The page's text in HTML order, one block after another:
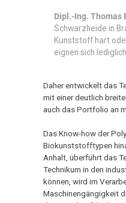
Dipl.-Ing. Thomas
Schwarzheide in
Kunststoff hart
eignen sich
Daher entwickelt das
mit einer deutlich
auch das Portfolio an
Das Know-how der
Biokunststofftypen
Anhalt, überführt das
Technikum in den
können, wird im
Maschinengängigkeit